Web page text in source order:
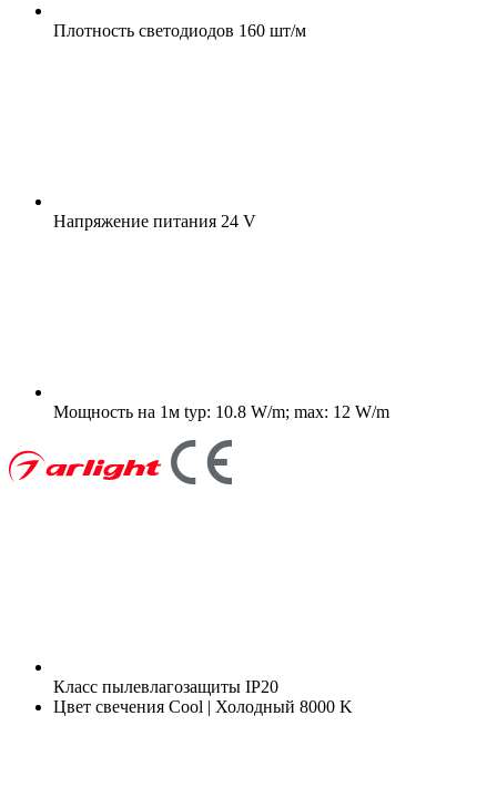
Плотность светодиодов 160 шт/м
Напряжение питания 24 V
Мощность на 1м typ: 10.8 W/m; max: 12 W/m
Класс пылевлагозащиты IP20
Цвет свечения Cool | Холодный 8000 K